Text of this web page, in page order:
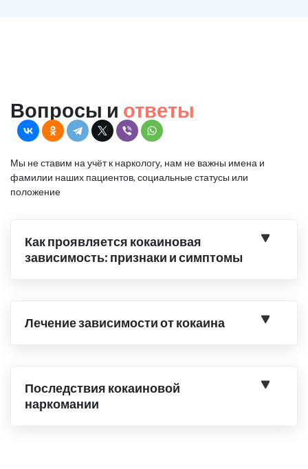
Вопросы и ответы
Мы не ставим на учёт к наркологу, нам не важны имена и
фамилии наших пациентов, социальные статусы или
положение
Как проявляется кокаиновая
зависимость: признаки и симптомы
Лечение зависимости от кокаина
Последствия кокаиновой
наркомании